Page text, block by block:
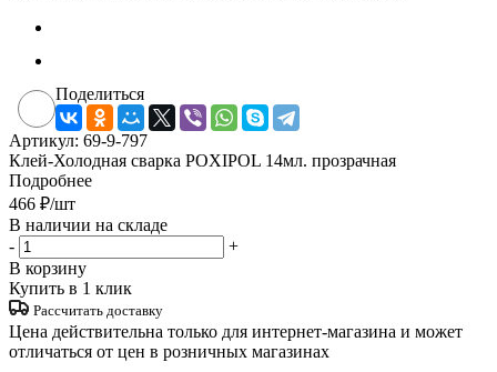
Поделиться
Артикул: 69-9-797
Клей-Холодная сварка POXIPOL 14мл. прозрачная
Подробнее
466 ₽/шт
В наличии на складе
-
+
В корзину
Купить в 1 клик
Рассчитать доставку
Цена действительна только для интернет-магазина и может
отличаться от цен в розничных магазинах